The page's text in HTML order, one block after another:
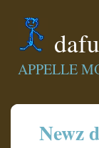
APPELLE
Newz